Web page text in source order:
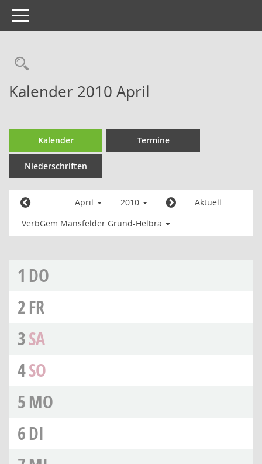
Toggle
navigation
Kalender 2010 April
Kalender Termine
Niederschriften
April 2010
Aktuell
VerbGem Mansfelder Grund-Helbra
1 DO
2FR
3SA
4SO
5MO
6DI